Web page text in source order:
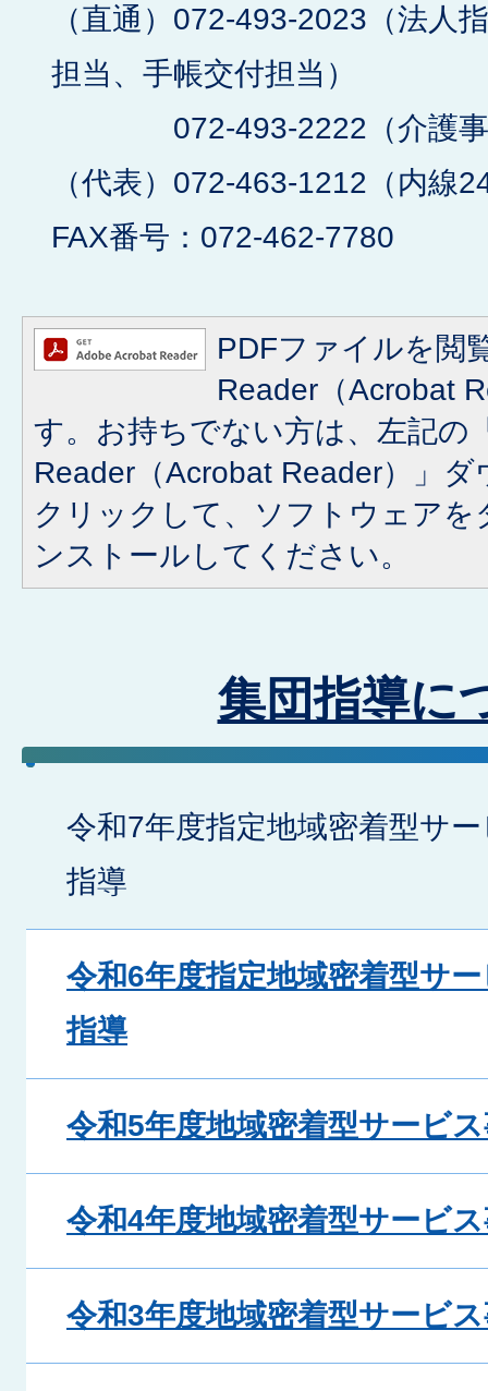
（直通）072-493-2023（法人
担当、手帳交付担当）
072-493-2222（介護事
（代表）072-463-1212（内線
FAX番号：072-462-7780
PDFファイルを閲
Reader（Acrobat
す。お持ちでない方は、左記の
Reader（Acrobat Reader）」
クリックして、ソフトウェア
ンストールしてください。
集団指導に
令和7年度指定地域密着型サ
指導
令和6年度指定地域密着型サ
指導
令和5年度地域密着型サービ
令和4年度地域密着型サービ
令和3年度地域密着型サービ